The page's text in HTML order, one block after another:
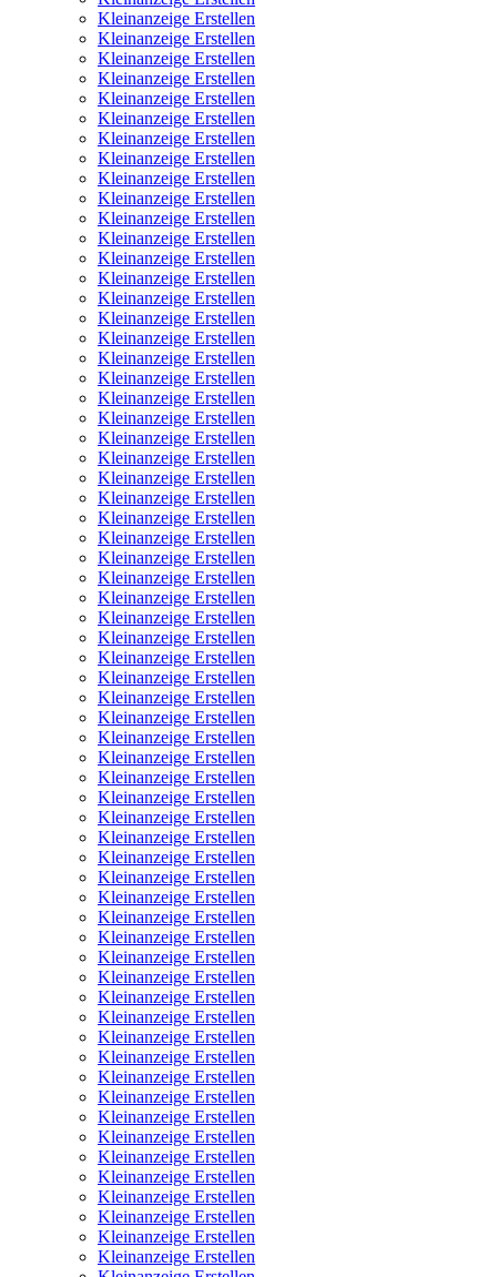
Kleinanzeige Erstellen
Kleinanzeige Erstellen
Kleinanzeige Erstellen
Kleinanzeige Erstellen
Kleinanzeige Erstellen
Kleinanzeige Erstellen
Kleinanzeige Erstellen
Kleinanzeige Erstellen
Kleinanzeige Erstellen
Kleinanzeige Erstellen
Kleinanzeige Erstellen
Kleinanzeige Erstellen
Kleinanzeige Erstellen
Kleinanzeige Erstellen
Kleinanzeige Erstellen
Kleinanzeige Erstellen
Kleinanzeige Erstellen
Kleinanzeige Erstellen
Kleinanzeige Erstellen
Kleinanzeige Erstellen
Kleinanzeige Erstellen
Kleinanzeige Erstellen
Kleinanzeige Erstellen
Kleinanzeige Erstellen
Kleinanzeige Erstellen
Kleinanzeige Erstellen
Kleinanzeige Erstellen
Kleinanzeige Erstellen
Kleinanzeige Erstellen
Kleinanzeige Erstellen
Kleinanzeige Erstellen
Kleinanzeige Erstellen
Kleinanzeige Erstellen
Kleinanzeige Erstellen
Kleinanzeige Erstellen
Kleinanzeige Erstellen
Kleinanzeige Erstellen
Kleinanzeige Erstellen
Kleinanzeige Erstellen
Kleinanzeige Erstellen
Kleinanzeige Erstellen
Kleinanzeige Erstellen
Kleinanzeige Erstellen
Kleinanzeige Erstellen
Kleinanzeige Erstellen
Kleinanzeige Erstellen
Kleinanzeige Erstellen
Kleinanzeige Erstellen
Kleinanzeige Erstellen
Kleinanzeige Erstellen
Kleinanzeige Erstellen
Kleinanzeige Erstellen
Kleinanzeige Erstellen
Kleinanzeige Erstellen
Kleinanzeige Erstellen
Kleinanzeige Erstellen
Kleinanzeige Erstellen
Kleinanzeige Erstellen
Kleinanzeige Erstellen
Kleinanzeige Erstellen
Kleinanzeige Erstellen
Kleinanzeige Erstellen
Kleinanzeige Erstellen